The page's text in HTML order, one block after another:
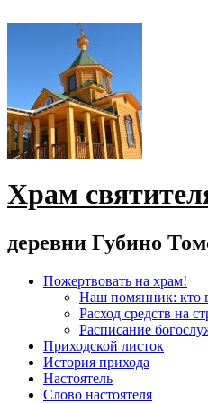
Храм
деревни Губино
Пожертвовать на храм!
Наш помянник: кто
Расход средств на
Расписание
Приходской листок
История прихода
Настоятель
Слово настоятеля